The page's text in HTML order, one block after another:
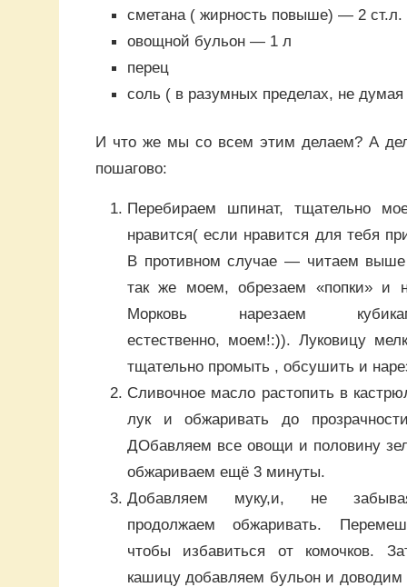
сметана ( жирность повыше) — 2 ст.л.
овощной бульон — 1 л
перец
соль ( в разумных пределах, не
И что же мы со всем этим делаем? А
пошагово:
Перебираем шпинат, тщательно
нравится( если нравится для тебя
В противном случае — читаем
так же моем, обрезаем «попки» и
Морковь нарезаем
естественно, моем!:)). Луковицу
тщательно промыть , обсушить и
Сливочное масло растопить в
лук и обжаривать до
ДОбавляем все овощи и половину
обжариваем ещё 3 минуты.
Добавляем муку,и, не
продолжаем обжаривать.
чтобы избавиться от комочков.
кашицу добавляем бульон и доводим